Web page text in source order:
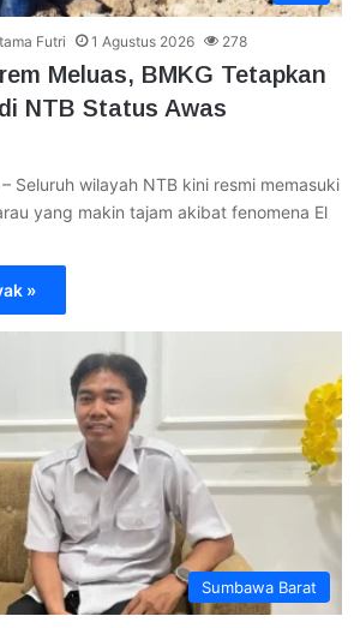
Futri 1 Agustus 2026 278
Meluas, BMKG Tetapkan
NTB Status Awas
Seluruh wilayah NTB kini resmi memasuki
yang makin tajam akibat fenomena El
»
Sumbawa Barat